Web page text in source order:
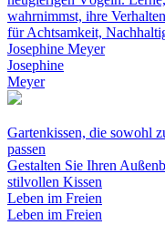
wahrnimmst, ihre
für Achtsamkeit,
Josephine Meyer
Josephine
Meyer
Gartenkissen, die sowohl
passen
Gestalten Sie Ihren
stilvollen Kissen
Leben im Freien
Leben im Freien